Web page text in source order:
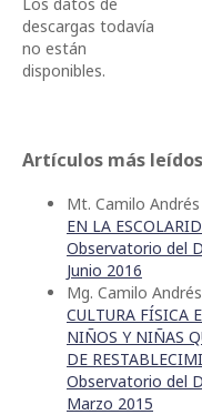
descargas todavía
no están
disponibles.
Artículos más
Mt. Camilo
EN LA
Observatorio del
Junio 2016
Mg. Camilo
CULTURA FÍSICA
NIÑOS Y NIÑAS
DE
Observatorio del
Marzo 2015